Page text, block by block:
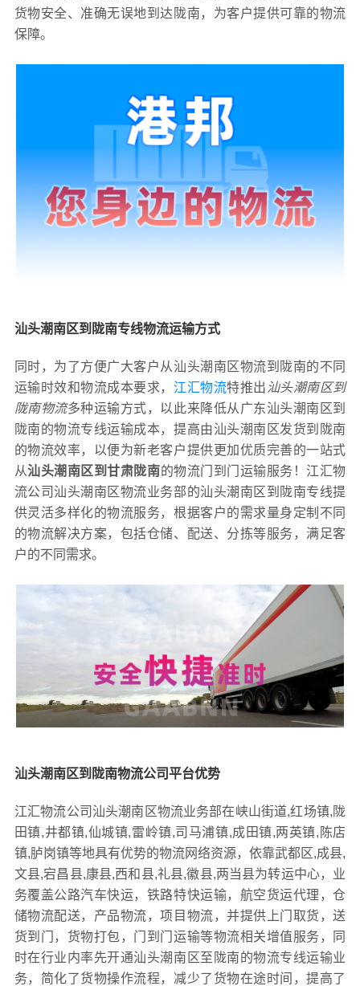
货物安全、准确无误地到达陇南，为客户提供可靠的物流
保障。
汕头潮南区到陇南专线物流运输方式
同时，为了方便广大客户从汕头潮南区物流到陇南的不同
运输时效和物流成本要求， 江汇物流特推出 汕头潮南区到
陇南物流多种运输方式，以此来降低从广东汕头潮南区到
陇南的物流专线运输成本，提高由汕头潮南区发货到陇南
的物流效率，以便为新老客户提供更加优质完善的一站式
从汕头潮南区到甘肃陇南的物流门到门运输服务！江汇物
流公司汕头潮南区物流业务部的汕头潮南区到陇南专线提
供灵活多样化的物流服务，根据客户的需求量身定制不同
的物流解决方案，包括仓储、配送、分拣等服务，满足客
户的不同需求。
汕头潮南区到陇南物流公司平台优势
江汇物流公司汕头潮南区物流业务部在峡山街道,红场镇,陇
田镇,井都镇,仙城镇,雷岭镇,司马浦镇,成田镇,两英镇,陈店
镇,胪岗镇等地具有优势的物流网络资源，依靠武都区,成县,
文县,宕昌县,康县,西和县,礼县,徽县,两当县为转运中心，业
务覆盖公路汽车快运，铁路特快运输，航空货运代理，仓
储物流配送，产品物流，项目物流，并提供上门取货，送
货到门，货物打包，门到门运输等物流相关增值服务，同
时在行业内率先开通汕头潮南区至陇南的物流专线运输业
务，简化了货物操作流程，减少了货物在途时间，提高了